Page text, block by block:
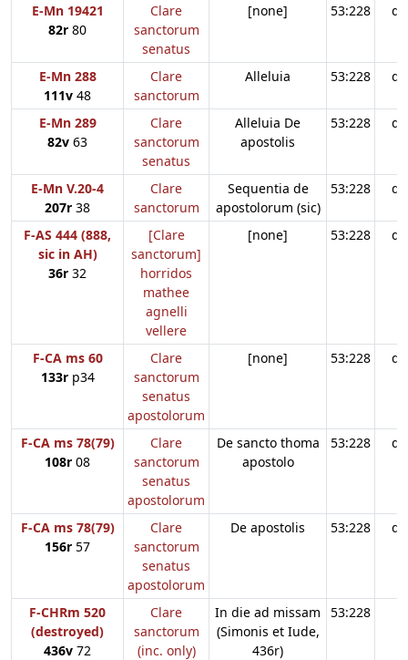
E-Mn 19421
82r 80
Clare
sanctorum
senatus
[none] 53:228
E-Mn 288
111v 48
Clare
sanctorum
Alleluia 53:228
E-Mn 289
82v 63
Clare
sanctorum
senatus
Alleluia De
apostolis
53:228
E-Mn V.20-4
207r 38
Clare
sanctorum
Sequentia de
apostolorum (sic)
53:228
F-AS 444 (888,
sic in AH)
36r 32
[Clare
sanctorum]
horridos
mathee
agnelli
vellere
[none] 53:228
F-CA ms 60
133rp34
Clare
sanctorum
senatus
apostolorum
[none] 53:228
F-CA ms 78(79)
108r 08
Clare
sanctorum
senatus
apostolorum
De sancto thoma
apostolo
53:228
F-CA ms 78(79)
156r 57
Clare
sanctorum
senatus
apostolorum
De apostolis 53:228
F-CHRm 520
(destroyed)
436v 72
Clare
sanctorum
(inc. only)
In die ad missam
(Simonis et Iude,
436r)
53:228